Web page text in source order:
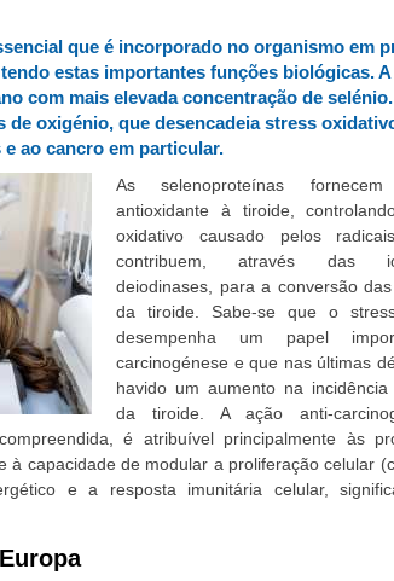
que é incorporado no organismo em
estas importantes funções biológicas.
com mais elevada concentração de
oxigénio, que desencadeia stress
ao cancro em particular.
As selenoproteínas fornecem
antioxidante à tiroide,
oxidativo causado pelos
contribuem, através das
deiodinases, para a conversão
da tiroide. Sabe-se que o
desempenha um papel
carcinogénese e que nas últimas
havido um aumento na
da tiroide. A ação anti-
é atribuível principalmente às
à capacidade de modular a proliferação celular
e a resposta imunitária celular,
a